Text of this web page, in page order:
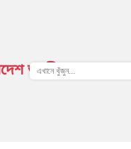
জাতীয় তথ্য বাতায়ন